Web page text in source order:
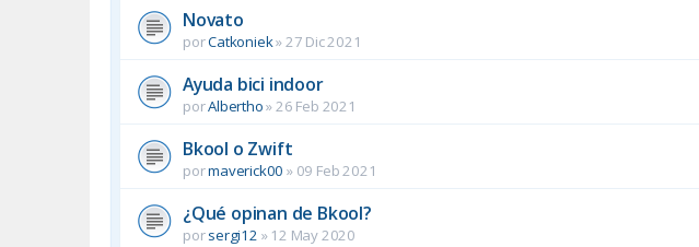
Novato
porCatkoniek»27 Dic 2021
Ayuda bici indoor
porAlbertho»26 Feb 2021
Bkool o Zwift
pormaverick00 » 09 Feb 2021
¿Qué opinan de Bkool?
porsergi12 » 12 May 2020